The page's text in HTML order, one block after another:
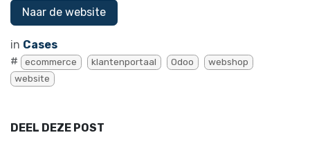
Naar de website
in Cases
#
ecommerce klantenportaal Odoo
webshop
website
DEEL DEZE POST